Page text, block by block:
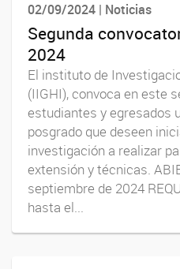
02/09/2024 | Noticias
Segunda
2024
El instituto de
(IIGHI), convoca en este
estudiantes y egresados
posgrado que deseen
investigación a realizar
extensión y técnicas.
septiembre de 2024
hasta el...